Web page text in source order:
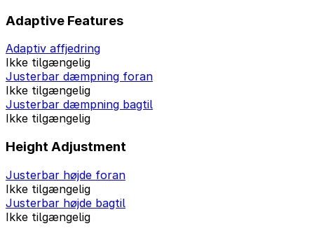
Adaptive Features
Adaptiv affjedring
Ikke tilgængelig
Justerbar dæmpning foran
Ikke tilgængelig
Justerbar dæmpning bagtil
Ikke tilgængelig
Height Adjustment
Justerbar højde foran
Ikke tilgængelig
Justerbar højde bagtil
Ikke tilgængelig